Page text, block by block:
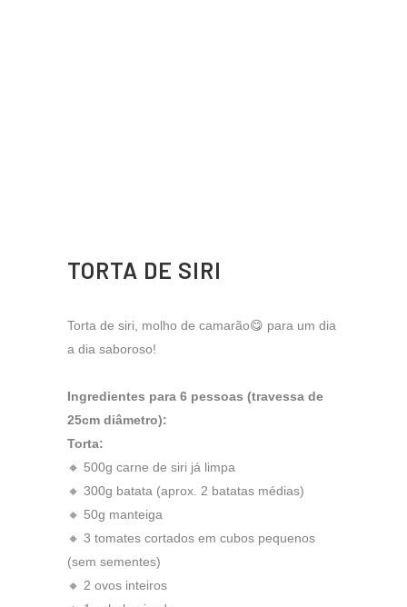
TORTA DE SIRI
Torta de siri, molho de camarão😋 para um dia
a dia saboroso!
Ingredientes para 6 pessoas (travessa de
25cm diâmetro):
Torta:
🔸 500g carne de siri já limpa
🔸 300g batata (aprox. 2 batatas médias)
🔸 50g manteiga
🔸 3 tomates cortados em cubos pequenos
(sem sementes)
🔸 2 ovos inteiros